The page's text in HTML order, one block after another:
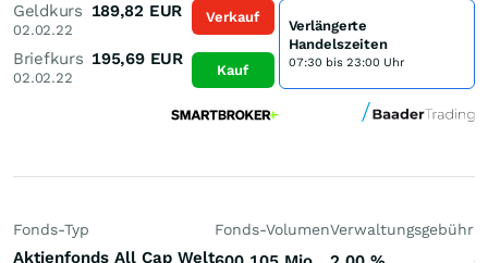
Geldkurs
02.02.22
189,82 EUR
Briefkurs
02.02.22
195,69 EUR
Verkauf
Kauf
Verlängerte
Handelszeiten
07:30 bis 23:00 Uhr
Fonds-Typ
Aktienfonds All Cap Welt
Fonds-VolumenVerwaltungsgebühr